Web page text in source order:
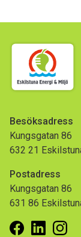
Besöksadress
Kungsgatan 86
632 21
Postadress
Kungsgatan 86
631 86
Facebook
Linkedin